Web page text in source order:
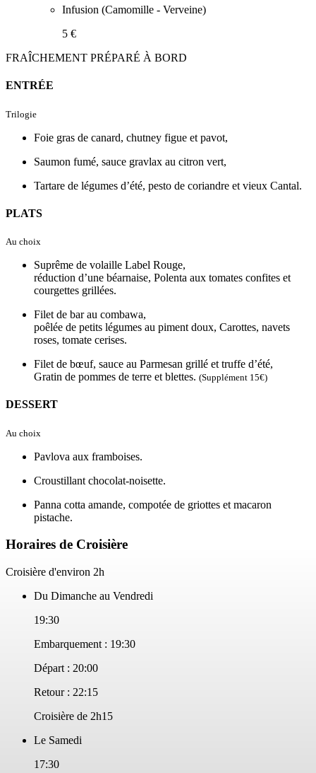
Infusion (Camomille - Verveine)
5 €
FRAÎCHEMENT PRÉPARÉ À BORD
ENTRÉE
Trilogie
Foie gras de canard, chutney figue et pavot,
Saumon fumé, sauce gravlax au citron vert,
Tartare de légumes d’été, pesto de coriandre et vieux Cantal.
PLATS
Au choix
Suprême de volaille Label Rouge,
réduction d’une béarnaise, Polenta aux tomates confites et
courgettes grillées.
Filet de bar au combawa,
poêlée de petits légumes au piment doux, Carottes, navets
roses, tomate cerises.
Filet de bœuf, sauce au Parmesan grillé et truffe d’été,
Gratin de pommes de terre et blettes. (Supplément 15€)
DESSERT
Au choix
Pavlova aux framboises.
Croustillant chocolat-noisette.
Panna cotta amande, compotée de griottes et macaron
pistache.
Horaires de Croisière
Croisière d'environ 2h
Du Dimanche au Vendredi
19:30
Embarquement : 19:30
Départ : 20:00
Retour : 22:15
Croisière de 2h15
Le Samedi
17:30